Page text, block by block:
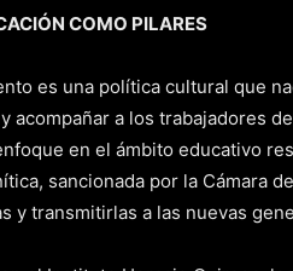
COMO PILARES
es una política cultural que
acompañar a los trabajadores
en el ámbito educativo
sancionada por la Cámara
y transmitirlas a las nuevas